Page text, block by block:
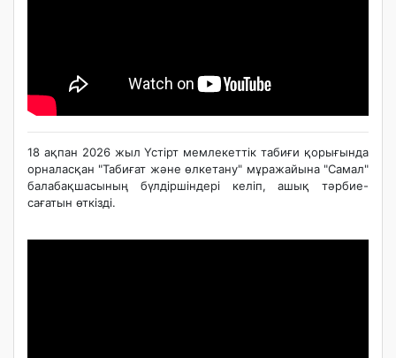
18 ақпан 2026 жыл Үстірт мемлекеттік табиғи қорығында
орналасқан "Табиғат және өлкетану" мұражайына "Самал"
балабақшасының бүлдіршіндері келіп, ашық тәрбие-
сағатын өткізді.